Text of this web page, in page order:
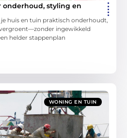
onderhoud, styling en
je huis en tuin praktisch onderhoudt,
ingewikkeld
helder stappenplan
WONING EN TUIN